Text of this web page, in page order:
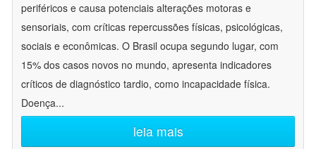
periféricos e causa potenciais alterações motoras e
sensoriais, com críticas repercussões físicas, psicológicas,
sociais e econômicas. O Brasil ocupa segundo lugar, com
15% dos casos novos no mundo, apresenta indicadores
críticos de diagnóstico tardio, como incapacidade física.
Doença...
leia mais